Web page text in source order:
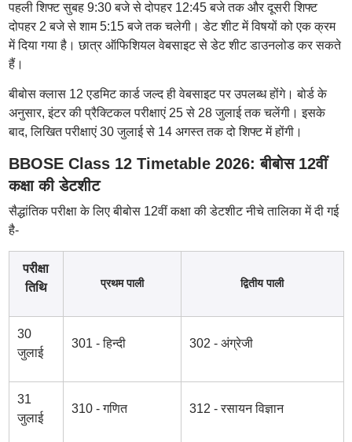
पहली शिफ्ट सुबह 9:30 बजे से दोपहर 12:45 बजे तक और दूसरी शिफ्ट
दोपहर 2 बजे से शाम 5:15 बजे तक चलेगी। डेट शीट में विषयों को एक क्रम
में दिया गया है। छात्र ऑफिशियल वेबसाइट से डेट शीट डाउनलोड कर सकते
हैं।
बीबोस क्लास 12 एडमिट कार्ड जल्द ही वेबसाइट पर उपलब्ध होंगे। बोर्ड के
अनुसार, इंटर की प्रैक्टिकल परीक्षाएं 25 से 28 जुलाई तक चलेंगी। इसके
बाद, लिखित परीक्षाएं 30 जुलाई से 14 अगस्त तक दो शिफ्ट में होंगी।
BBOSE Class 12 Timetable 2026: बीबोस 12वीं
कक्षा की डेटशीट
सैद्धांतिक परीक्षा के लिए बीबोस 12वीं कक्षा की डेटशीट नीचे तालिका में दी गई
है-
परीक्षा
तिथि
प्रथम पाली द्वितीय पाली
30
जुलाई
301 - हिन्दी 302 - अंग्रेजी
31
जुलाई
310 - गणित 312 - रसायन विज्ञान